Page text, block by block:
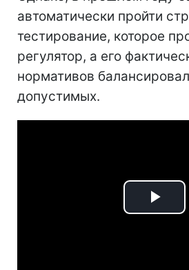
автоматически пройти
тестирование, которое
регулятор, а его
нормативов
допустимых.
Play